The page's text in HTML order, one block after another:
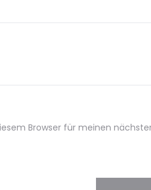
Browser für meinen